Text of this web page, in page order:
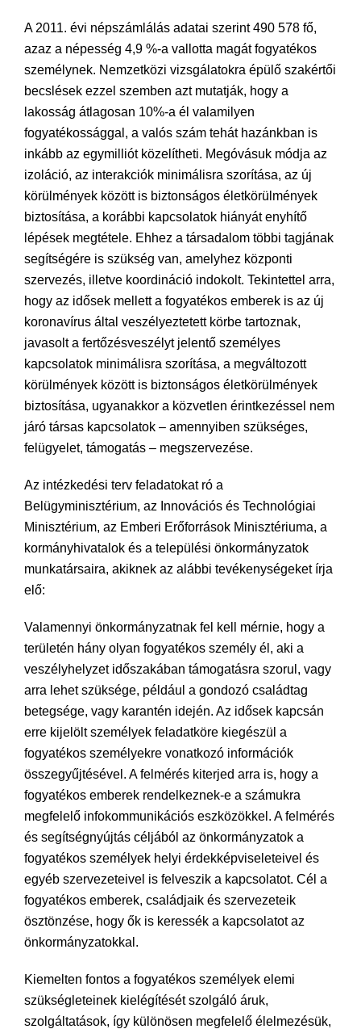
A 2011. évi népszámlálás adatai szerint 490 578 fő,
azaz a népesség 4,9 %-a vallotta magát fogyatékos
személynek. Nemzetközi vizsgálatokra épülő szakértői
becslések ezzel szemben azt mutatják, hogy a
lakosság átlagosan 10%-a él valamilyen
fogyatékossággal, a valós szám tehát hazánkban is
inkább az egymilliót közelítheti. Megóvásuk módja az
izoláció, az interakciók minimálisra szorítása, az új
körülmények között is biztonságos életkörülmények
biztosítása, a korábbi kapcsolatok hiányát enyhítő
lépések megtétele. Ehhez a társadalom többi tagjának
segítségére is szükség van, amelyhez központi
szervezés, illetve koordináció indokolt. Tekintettel arra,
hogy az idősek mellett a fogyatékos emberek is az új
koronavírus által veszélyeztetett körbe tartoznak,
javasolt a fertőzésveszélyt jelentő személyes
kapcsolatok minimálisra szorítása, a megváltozott
körülmények között is biztonságos életkörülmények
biztosítása, ugyanakkor a közvetlen érintkezéssel nem
járó társas kapcsolatok – amennyiben szükséges,
felügyelet, támogatás – megszervezése.
Az intézkedési terv feladatokat ró a
Belügyminisztérium, az Innovációs és Technológiai
Minisztérium, az Emberi Erőforrások Minisztériuma, a
kormányhivatalok és a települési önkormányzatok
munkatársaira, akiknek az alábbi tevékenységeket írja
elő:
Valamennyi önkormányzatnak fel kell mérnie, hogy a
területén hány olyan fogyatékos személy él, aki a
veszélyhelyzet időszakában támogatásra szorul, vagy
arra lehet szüksége, például a gondozó családtag
betegsége, vagy karantén idején. Az idősek kapcsán
erre kijelölt személyek feladatköre kiegészül a
fogyatékos személyekre vonatkozó információk
összegyűjtésével. A felmérés kiterjed arra is, hogy a
fogyatékos emberek rendelkeznek-e a számukra
megfelelő infokommunikációs eszközökkel. A felmérés
és segítségnyújtás céljából az önkormányzatok a
fogyatékos személyek helyi érdekképviseleteivel és
egyéb szervezeteivel is felveszik a kapcsolatot. Cél a
fogyatékos emberek, családjaik és szervezeteik
ösztönzése, hogy ők is keressék a kapcsolatot az
önkormányzatokkal.
Kiemelten fontos a fogyatékos személyek elemi
szükségleteinek kielégítését szolgáló áruk,
szolgáltatások, így különösen megfelelő élelmezésük,